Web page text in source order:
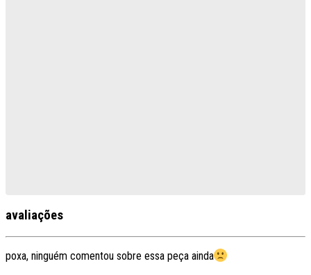
avaliações
poxa, ninguém comentou sobre essa peça ainda